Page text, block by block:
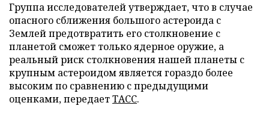
Группа исследователей утверждает, что в случае
опасного сближения большого астероида с
Землей предотвратить его столкновение с
планетой сможет только ядерное оружие, а
реальный риск столкновения нашей планеты с
крупным астероидом является гораздо более
высоким по сравнению с предыдущими
оценками, передаетТАСС.